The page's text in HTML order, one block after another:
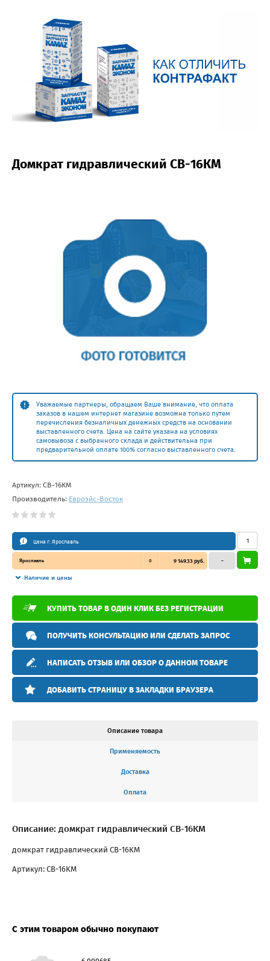
Домкрат гидравлический СВ-16КМ
Уважаемые партнеры, обращаем Ваше внимание, что оплата
заказов в нашем интернет магазине возможна только путем
перечисления безналичных денежных средств на основании
выставленного счета. Цена на сайте указана на условиях
самовывоза с выбранного склада и действительна при
предварительной оплате 100% согласно выставленного счета.
Артикул: СВ-16КМ
Производитель: Евроэйс-Восток
Цена г. Ярославль
Ярославль 0 9 149.33 руб.
Наличие и цены
–
КУПИТЬ ТОВАР В ОДИН КЛИК БЕЗ РЕГИСТРАЦИИ
ПОЛУЧИТЬ КОНСУЛЬТАЦИЮ ИЛИ СДЕЛАТЬ ЗАПРОС
НАПИСАТЬ ОТЗЫВ ИЛИ ОБЗОР О ДАННОМ ТОВАРЕ
ДОБАВИТЬ СТРАНИЦУ В ЗАКЛАДКИ БРАУЗЕРА
Описание товара
Применяемость
Доставка
Оплата
Описание: домкрат гидравлический СВ-16КМ
домкрат гидравлический СВ-16КМ
Артикул: СВ-16КМ
С этим товаром обычно покупают